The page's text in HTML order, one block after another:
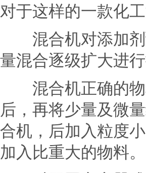
对于这样的一款化工
混合机对添加剂
量混合逐级扩大进
混合机正确的物
后，再将少量及微
合机，后加入粒度
加入比重大的物料。